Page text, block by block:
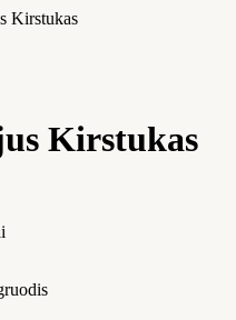
Kirstukas
Kirstukas